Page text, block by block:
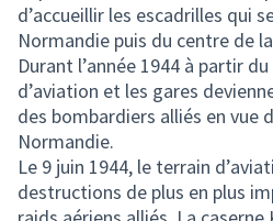
d’accueillir les escadrilles qui
Normandie puis du centre de
Durant l’année 1944 à partir
d’aviation et les gares
des bombardiers alliés en vue
Normandie.
Le 9 juin 1944, le terrain
destructions de plus en plus